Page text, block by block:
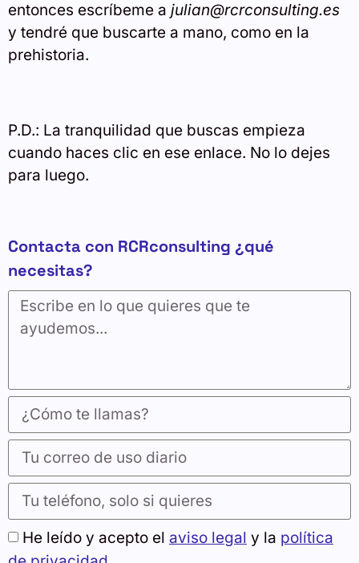
entonces escríbeme a julian@rcrconsulting.es
y tendré que buscarte a mano, como en la
prehistoria.
P.D.: La tranquilidad que buscas empieza
cuando haces clic en ese enlace. No lo dejes
para luego.
Contacta con RCRconsulting ¿qué
necesitas?
He leído y acepto el aviso legal y la política